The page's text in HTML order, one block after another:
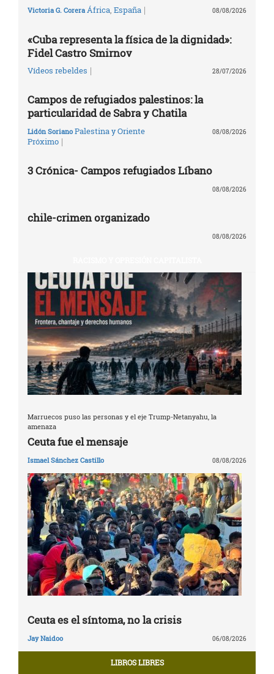
Victoria G. Corera África España | 08/08/2026
«Cuba representa la física de la dignidad»:
Fidel Castro Smirnov
Vídeos rebeldes | 28/07/2026
Campos de refugiados palestinos: la
particularidad de Sabra y Chatila
Lidón Soriano Palestina y Oriente
Próximo |
08/08/2026
3 Crónica- Campos refugiados Líbano
08/08/2026
chile-crimen organizado
08/08/2026
Marruecos puso las personas y el eje Trump-Netanyahu, la
amenaza
Ceuta fue el mensaje
Ismael Sánchez Castillo 08/08/2026
Ceuta es el síntoma, no la crisis
Jay Naidoo 06/08/2026
LIBROS LIBRES